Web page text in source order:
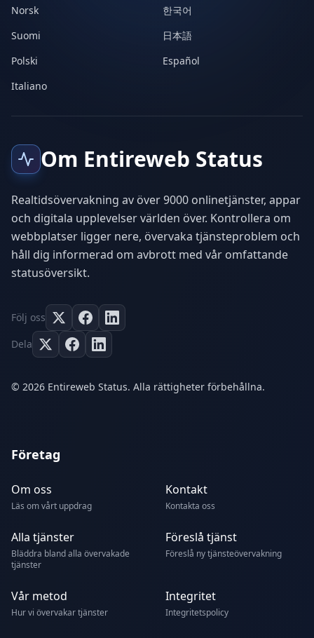
Norsk
한국어
Suomi
日本語
Polski
Español
Italiano
Om Entireweb Status
Realtidsövervakning av över 9000 onlinetjänster, appar
och digitala upplevelser världen över. Kontrollera om
webbplatser ligger nere, övervaka tjänsteproblem och
håll dig informerad om avbrott med vår omfattande
statusöversikt.
Följ oss
Dela
© 2026 Entireweb Status. Alla rättigheter förbehållna.
Företag
Om oss
Läs om vårt uppdrag
Kontakt
Kontakta oss
Alla tjänster
Bläddra bland alla övervakade
tjänster
Föreslå tjänst
Föreslå ny tjänsteövervakning
Vår metod
Hur vi övervakar tjänster
Integritet
Integritetspolicy